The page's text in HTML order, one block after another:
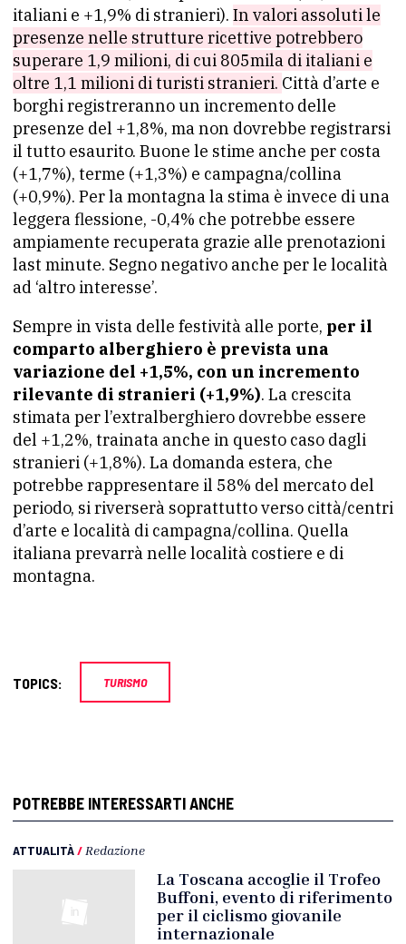
italiani e +1,9% di stranieri). In valori assoluti le
presenze nelle strutture ricettive potrebbero
superare 1,9 milioni, di cui 805mila di italiani e
oltre 1,1 milioni di turisti stranieri. Città d’arte e
borghi registreranno un incremento delle
presenze del +1,8%, ma non dovrebbe registrarsi
il tutto esaurito. Buone le stime anche per costa
(+1,7%), terme (+1,3%) e campagna/collina
(+0,9%). Per la montagna la stima è invece di una
leggera flessione, -0,4% che potrebbe essere
ampiamente recuperata grazie alle prenotazioni
last minute. Segno negativo anche per le località
ad ‘altro interesse’.
Sempre in vista delle festività alle porte, per il
comparto alberghiero è prevista una
variazione del +1,5%, con un incremento
rilevante di stranieri (+1,9%). La crescita
stimata per l’extralberghiero dovrebbe essere
del +1,2%, trainata anche in questo caso dagli
stranieri (+1,8%). La domanda estera, che
potrebbe rappresentare il 58% del mercato del
periodo, si riverserà soprattutto verso città/centri
d’arte e località di campagna/collina. Quella
italiana prevarrà nelle località costiere e di
montagna.
TOPICS: TURISMO
POTREBBE INTERESSARTI ANCHE
ATTUALITÀ/ Redazione
La Toscana accoglie il Trofeo
Buffoni, evento di riferimento
per il ciclismo giovanile
internazionale